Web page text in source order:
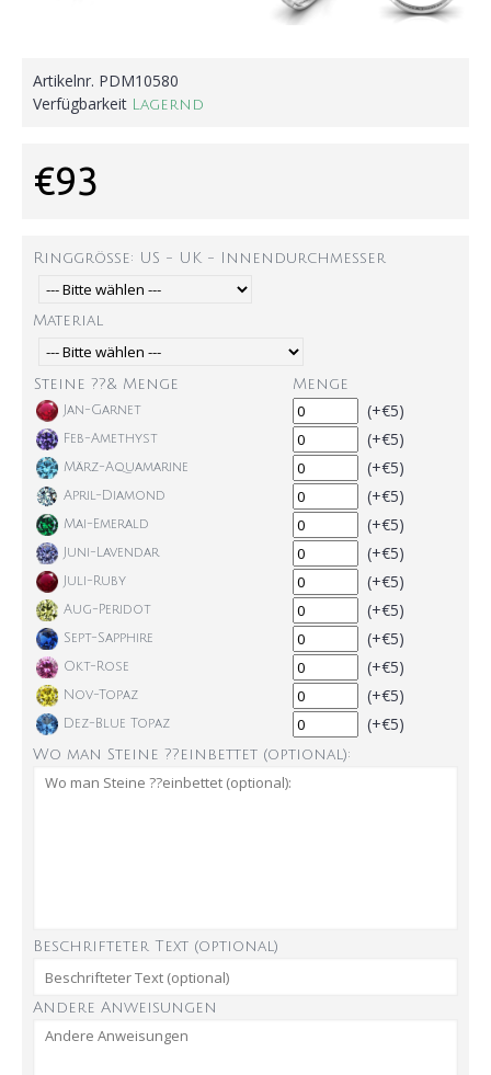
Artikelnr. PDM10580
Verfügbarkeit Lagernd
€93
Ringgröße: US - UK - Innendurchmesser
Material
Steine ??& Menge Menge
Jan-Garnet (+€5)
Feb-Amethyst (+€5)
März-Aquamarine (+€5)
April-Diamond (+€5)
Mai-Emerald (+€5)
Juni-Lavendar (+€5)
Juli-Ruby (+€5)
Aug-Peridot (+€5)
Sept-Sapphire (+€5)
Okt-Rose (+€5)
Nov-Topaz (+€5)
Dez-Blue Topaz (+€5)
Wo man Steine ??einbettet (optional):
Beschrifteter Text (optional)
Andere Anweisungen